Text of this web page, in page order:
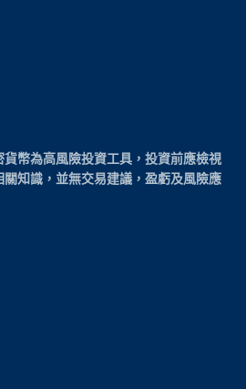
幣為高風險投資工具，投資前應檢視
知識，並無交易建議，盈虧及風險應